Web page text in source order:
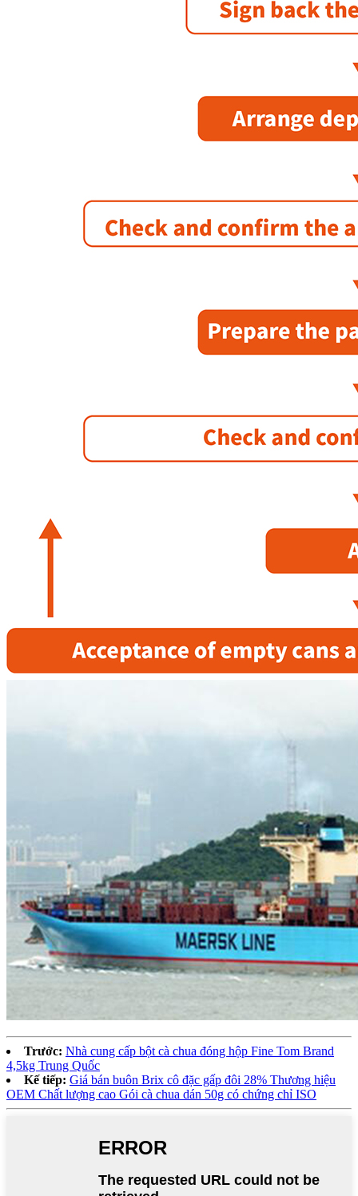
Trước: Nhà cung cấp bột cà chua đóng hộp Fine Tom Brand
4,5kg Trung Quốc
Kế tiếp: Giá bán buôn Brix cô đặc gấp đôi 28% Thương hiệu
OEM Chất lượng cao Gói cà chua dán 50g có chứng chỉ ISO